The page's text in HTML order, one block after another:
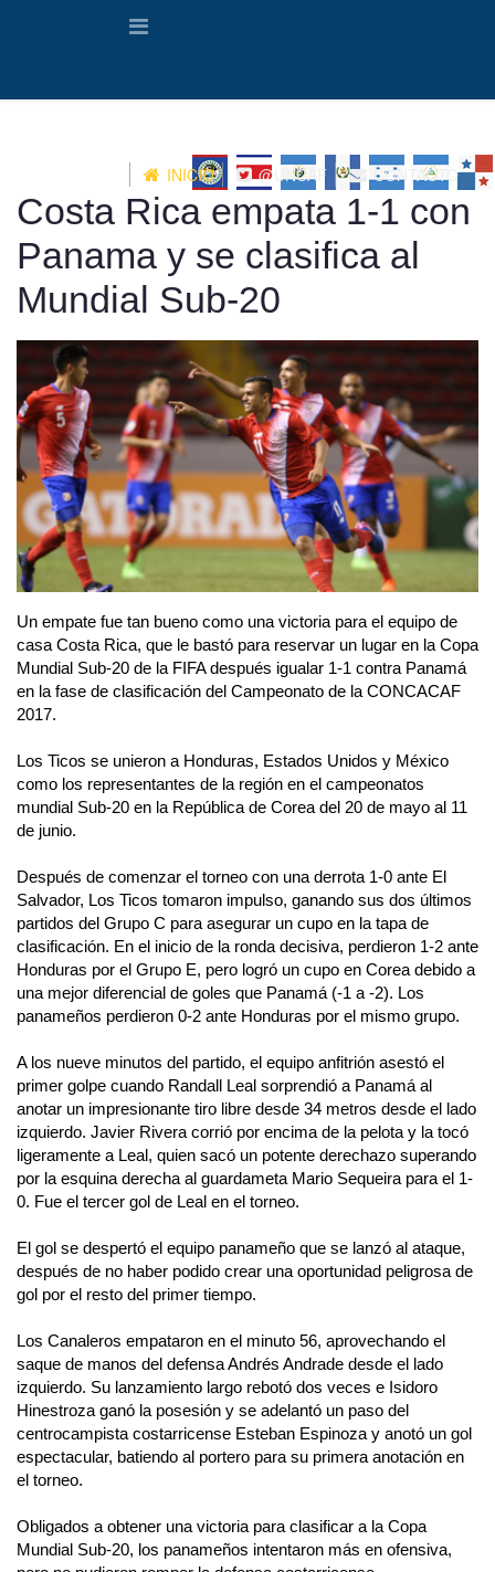
INICIO @UNCAF CONTACTO
Costa Rica empata 1-1 con
Panama y se clasifica al
Mundial Sub-20
Un empate fue tan bueno como una victoria para el equipo de
casa Costa Rica, que le bastó para reservar un lugar en la Copa
Mundial Sub-20 de la FIFA después igualar 1-1 contra Panamá
en la fase de clasificación del Campeonato de la CONCACAF
2017.
Los Ticos se unieron a Honduras, Estados Unidos y México
como los representantes de la región en el campeonatos
mundial Sub-20 en la República de Corea del 20 de mayo al 11
de junio.
Después de comenzar el torneo con una derrota 1-0 ante El
Salvador, Los Ticos tomaron impulso, ganando sus dos últimos
partidos del Grupo C para asegurar un cupo en la tapa de
clasificación. En el inicio de la ronda decisiva, perdieron 1-2 ante
Honduras por el Grupo E, pero logró un cupo en Corea debido a
una mejor diferencial de goles que Panamá (-1 a -2). Los
panameños perdieron 0-2 ante Honduras por el mismo grupo.
A los nueve minutos del partido, el equipo anfitrión asestó el
primer golpe cuando Randall Leal sorprendió a Panamá al
anotar un impresionante tiro libre desde 34 metros desde el lado
izquierdo. Javier Rivera corrió por encima de la pelota y la tocó
ligeramente a Leal, quien sacó un potente derechazo superando
por la esquina derecha al guardameta Mario Sequeira para el 1-
0. Fue el tercer gol de Leal en el torneo.
El gol se despertó el equipo panameño que se lanzó al ataque,
después de no haber podido crear una oportunidad peligrosa de
gol por el resto del primer tiempo.
Los Canaleros empataron en el minuto 56, aprovechando el
saque de manos del defensa Andrés Andrade desde el lado
izquierdo. Su lanzamiento largo rebotó dos veces e Isidoro
Hinestroza ganó la posesión y se adelantó un paso del
centrocampista costarricense Esteban Espinoza y anotó un gol
espectacular, batiendo al portero para su primera anotación en
el torneo.
Obligados a obtener una victoria para clasificar a la Copa
Mundial Sub-20, los panameños intentaron más en ofensiva,